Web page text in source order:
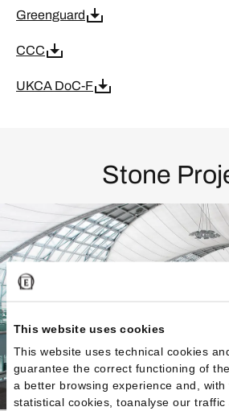
This website uses cookies
This website uses technical cookies
guarantee the correct functioning of
a better browsing experience and, with
statistical cookies, toanalyse our traffic
Greenguard
CCC
UKCA DoC-F
Stone